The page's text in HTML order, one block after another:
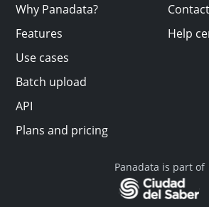
Why Panadata?
Features
Use cases
Batch upload
API
Plans and pricing
Contact
Help
Panadata is part of